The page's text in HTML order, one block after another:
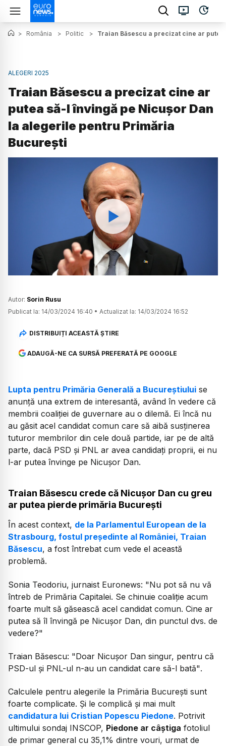
> România > Politic > Traian Băsescu a precizat cine ar
ALEGERI 2025
Traian Băsescu a precizat cine ar
putea să-l învingă pe Nicușor Dan
la alegerile pentru Primăria
București
Watch
Autor: Sorin Rusu
Publicat la: 14/03/2024 16:40 • Actualizat la: 14/03/2024 16:52
DISTRIBUIȚI ACEASTĂ ȘTIRE
ADAUGĂ-NE CA SURSĂ PREFERATĂ PE GOOGLE
Lupta pentru Primăria Generală a Bucureștiului se
anunță una extrem de interesantă, având în vedere că
membrii coaliției de guvernare au o dilemă. Ei încă nu
au găsit acel candidat comun care să aibă susținerea
tuturor membrilor din cele două partide, iar pe de altă
parte, dacă PSD și PNL ar avea candidați proprii, ei nu
l-ar putea învinge pe Nicușor Dan.
Traian Băsescu crede că Nicușor Dan cu greu
ar putea pierde primăria București
În acest context, de la Parlamentul European de la
Strasbourg, fostul președinte al României, Traian
Băsescu, a fost întrebat cum vede el această
problemă.
Sonia Teodoriu, jurnaist Euronews: "Nu pot să nu vă
întreb de Primăria Capitalei. Se chinuie coaliție acum
foarte mult să găsească acel candidat comun. Cine ar
putea să îl învingă pe Nicușor Dan, din punctul dvs. de
vedere?"
Traian Băsescu: "Doar Nicușor Dan singur, pentru că
PSD-ul și PNL-ul n-au un candidat care să-l bată".
Calculele pentru alegerile la Primăria București sunt
foarte complicate. Și le complică și mai mult
candidatura lui Cristian Popescu Piedone. Potrivit
ultimului sondaj INSCOP, Piedone ar câștiga fotoliul
de primar general cu 35,1% dintre vouri, urmat de